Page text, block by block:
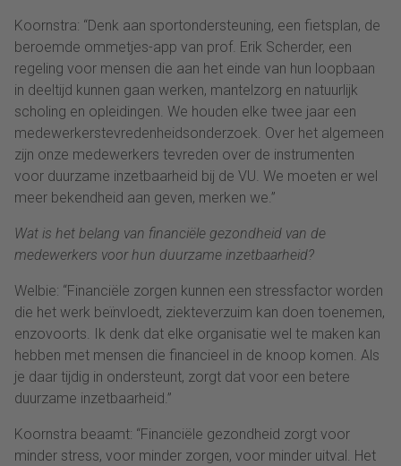
Koornstra: “Denk aan sportondersteuning, een fietsplan, de
beroemde ommetjes-app van prof. Erik Scherder, een
regeling voor mensen die aan het einde van hun loopbaan
in deeltijd kunnen gaan werken, mantelzorg en natuurlijk
scholing en opleidingen. We houden elke twee jaar een
medewerkerstevredenheidsonderzoek. Over het algemeen
zijn onze medewerkers tevreden over de instrumenten
voor duurzame inzetbaarheid bij de VU. We moeten er wel
meer bekendheid aan geven, merken we.”
Wat is het belang van financiële gezondheid van de
medewerkers voor hun duurzame inzetbaarheid?
Welbie: “Financiële zorgen kunnen een stressfactor worden
die het werk beïnvloedt, ziekteverzuim kan doen toenemen,
enzovoorts. Ik denk dat elke organisatie wel te maken kan
hebben met mensen die financieel in de knoop komen. Als
je daar tijdig in ondersteunt, zorgt dat voor een betere
duurzame inzetbaarheid.”
Koornstra beaamt: “Financiële gezondheid zorgt voor
minder stress, voor minder zorgen, voor minder uitval. Het